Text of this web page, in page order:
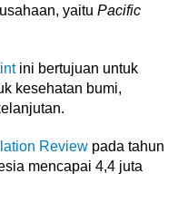
yaitu Pacific
ini bertujuan untuk
kesehatan bumi,
Review pada tahun
mencapai 4,4 juta